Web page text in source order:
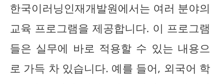
한국이러닝인재개발원에서는 여러 분야의
교육 프로그램을 제공합니다. 이 프로그램
들은 실무에 바로 적용할 수 있는 내용으
로 가득 차 있습니다. 예를 들어, 외국어 학